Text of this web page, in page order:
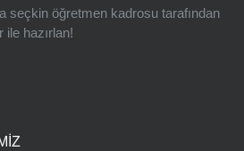
seçkin öğretmen kadrosu tarafından
ile hazırlan!